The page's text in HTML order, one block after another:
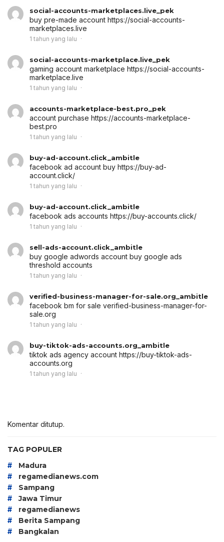
social-accounts-marketplaces.live_pek
buy pre-made account https://social-accounts-
marketplaces.live
1 tahun yang lalu
social-accounts-marketplace.live_pek
gaming account marketplace https://social-accounts-
marketplace.live
1 tahun yang lalu
accounts-marketplace-best.pro_pek
account purchase https://accounts-marketplace-
best.pro
1 tahun yang lalu
buy-ad-account.click_ambitle
facebook ad account buy https://buy-ad-
account.click/
1 tahun yang lalu
buy-ad-account.click_ambitle
facebook ads accounts https://buy-accounts.click/
1 tahun yang lalu
sell-ads-account.click_ambitle
buy google adwords account buy google ads
threshold accounts
1 tahun yang lalu
verified-business-manager-for-sale.org_ambitle
facebook bm for sale verified-business-manager-for-
sale.org
1 tahun yang lalu
buy-tiktok-ads-accounts.org_ambitle
tiktok ads agency account https://buy-tiktok-ads-
accounts.org
1 tahun yang lalu
Komentar ditutup.
TAG POPULER
# Madura
# regamedianews.com
# Sampang
# Jawa Timur
# regamedianews
# Berita Sampang
#
Bangkalan